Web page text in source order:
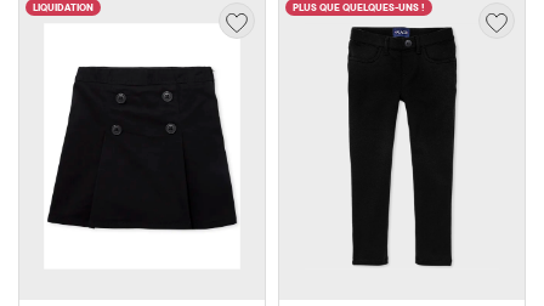
LIQUIDATION PLUS QUE QUELQUES-UNS !